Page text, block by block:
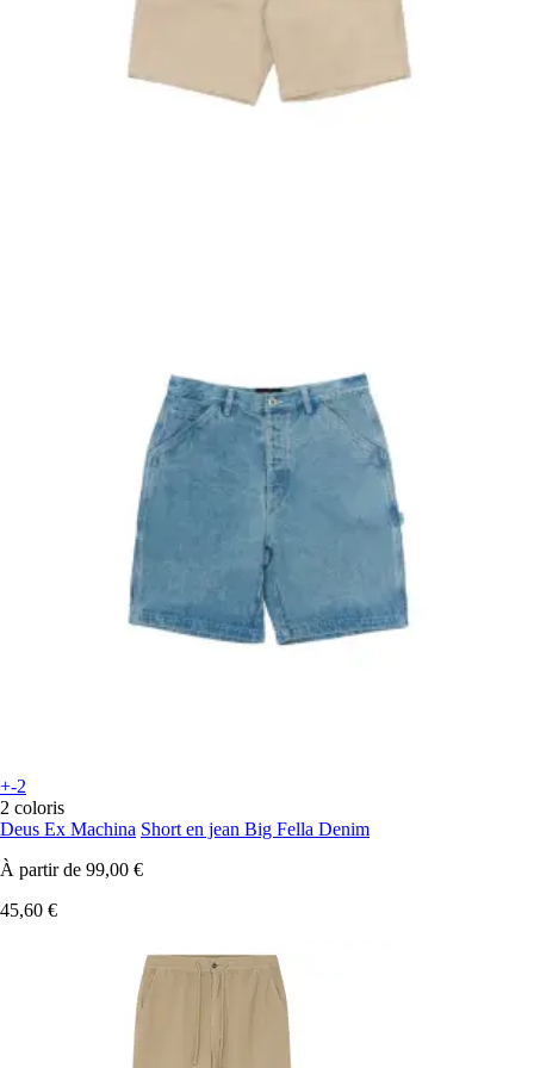
+-2
2 coloris
Deus Ex Machina Short en jean Big Fella Denim
À partir de 99,00 €
45,60 €